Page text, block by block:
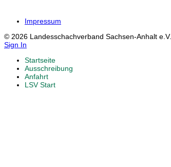
Impressum
© 2026 Landesschachverband Sachsen-Anhalt e.V.
Sign In
Startseite
Ausschreibung
Anfahrt
LSV Start